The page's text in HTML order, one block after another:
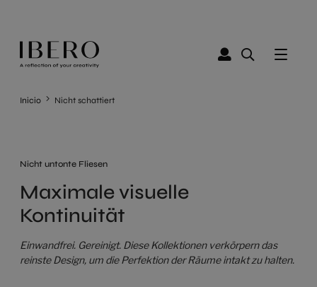
Inicio Nicht schattiert
Nicht untonte Fliesen
Maximale visuelle
Kontinuität
Einwandfrei. Gereinigt. Diese Kollektionen verkörpern das
reinste Design, um die Perfektion der Räume intakt zu halten.